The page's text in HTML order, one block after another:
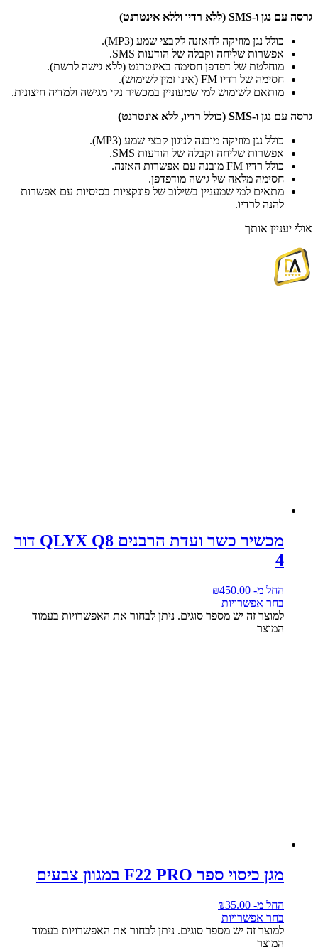
גרסה עם נגן ו-SMS (ללא רדיו וללא אינטרנט)
כולל נגן מוזיקה להאזנה לקבצי שמע (MP3).
אפשרות שליחה וקבלה של הודעות SMS.
מוחלטת של דפדפן חסימה באינטרנט (ללא גישה לרשת).
חסימה של רדיו FM (אינו זמין לשימוש).
מותאם לשימוש למי שמעוניין במכשיר נקי מגישה ולמדיה חיצונית.
גרסה עם נגן ו-SMS (כולל רדיו, ללא אינטרנט)
כולל נגן מוזיקה מובנה לניגון קבצי שמע (MP3).
אפשרות שליחה וקבלה של הודעות SMS.
כולל רדיו FM מובנה עם אפשרות האזנה.
חסימה מלאה של גישה מודפדפן.
מתאים למי שמעניין בשילוב של פונקציות בסיסיות עם אפשרות
להנה לרדיו.
אולי יעניין אותך
מכשיר כשר ועדת הרבנים QLYX Q8 דור
4
החל מ- ₪450.00
בחר אפשרויות
למוצר זה יש מספר סוגים. ניתן לבחור את האפשרויות בעמוד
המוצר
מגן כיסוי ספר F22 PRO במגוון צבעים
החל מ- ₪35.00
בחר אפשרויות
למוצר זה יש מספר סוגים. ניתן לבחור את האפשרויות בעמוד
המוצר